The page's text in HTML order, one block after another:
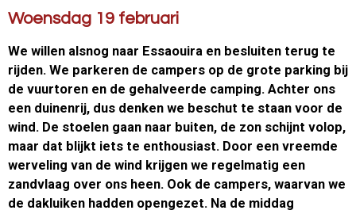
Woensdag 19 februari
We willen alsnog naar Essaouira en besluiten terug te
rijden. We parkeren de campers op de grote parking bij
de vuurtoren en de gehalveerde camping. Achter ons
een duinenrij, dus denken we beschut te staan voor de
wind. De stoelen gaan naar buiten, de zon schijnt volop,
maar dat blijkt iets te enthousiast. Door een vreemde
werveling van de wind krijgen we regelmatig een
zandvlaag over ons heen. Ook de campers, waarvan we
de dakluiken hadden opengezet. Na de middag